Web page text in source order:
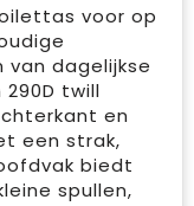
voor op
dagelijkse
twill
en
een strak,
biedt
spullen,